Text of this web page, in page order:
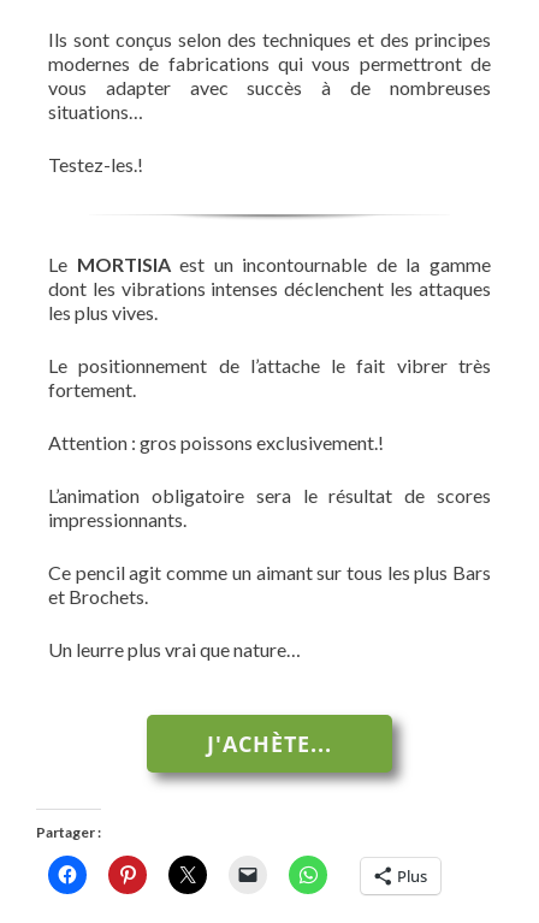
Ils sont conçus selon des techniques et des principes
modernes de fabrications qui vous permettront de
vous adapter avec succès à de nombreuses
situations…
Testez-les.!
Le MORTISIAest un incontournable de la gamme
dont les vibrations intenses déclenchent les attaques
les plus vives.
Le positionnement de l’attache le fait vibrer très
fortement.
Attention : gros poissons exclusivement.!
L’animation obligatoire sera le résultat de scores
impressionnants.
Ce pencil agit comme un aimant sur tous les plus Bars
et Brochets.
Un leurre plus vrai que nature…
J'ACHÈTE...
Partager :
Plus